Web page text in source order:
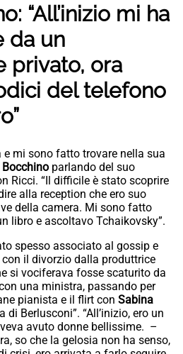
“All’inizio mi ha
da un
privato, ora
del telefono
e mi sono fatto trovare nella sua
Bocchino parlando del suo
Ricci. “Il difficile è stato scoprire
alla reception che ero suo
della camera. Mi sono fatto
libro e ascoltavo Tchaikovsky”.
spesso associato al gossip e
il divorzio dalla produttrice
si vociferava fosse scaturito da
una ministra, passando per
pianista e il flirt con Sabina
di Berlusconi”. “All’inizio, ero un
avuto donne bellissime. –
so che la gelosia non ha senso,